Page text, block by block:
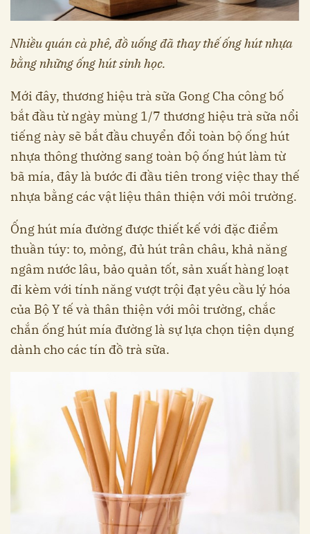
Nhiều quán cà phê, đồ uống đã thay thế ống hút nhựa
bằng những ống hút sinh học.
Mới đây, thương hiệu trà sữa Gong Cha công bố
bắt đầu từ ngày mùng 1/7 thương hiệu trà sữa nổi
tiếng này sẽ bắt đầu chuyển đổi toàn bộ ống hút
nhựa thông thường sang toàn bộ ống hút làm từ
bã mía, đây là bước đi đầu tiên trong việc thay thế
nhựa bằng các vật liệu thân thiện với môi trường.
Ống hút mía đường được thiết kế với đặc điểm
thuần túy: to, mỏng, đủ hút trân châu, khả năng
ngâm nước lâu, bảo quản tốt, sản xuất hàng loạt
đi kèm với tính năng vượt trội đạt yêu cầu lý hóa
của Bộ Y tế và thân thiện với môi trường, chắc
chắn ống hút mía đường là sự lựa chọn tiện dụng
dành cho các tín đồ trà sữa.